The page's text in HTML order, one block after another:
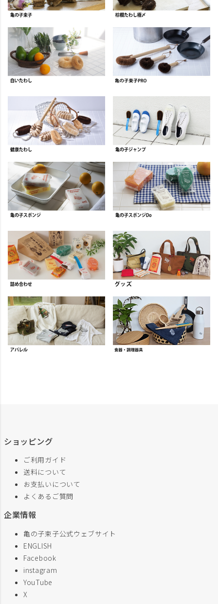
ショッピング
ご利用ガイド
送料について
お支払いについて
よくあるご質問
企業情報
亀の子束子公式ウェブサイト
ENGLISH
Facebook
instagram
YouTube
X